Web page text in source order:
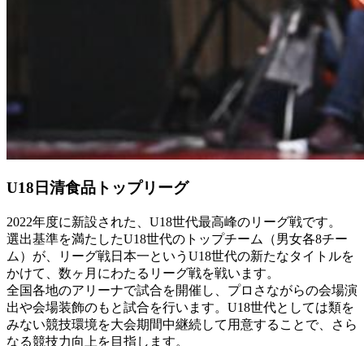
U18日清食品トップリーグ
2022年度に新設された、U18世代最高峰のリーグ戦です。
選出基準を満たしたU18世代のトップチーム（男女各8チー
ム）が、リーグ戦日本一というU18世代の新たなタイトルを
かけて、数ヶ月にわたるリーグ戦を戦います。
全国各地のアリーナで試合を開催し、プロさながらの会場演
出や会場装飾のもと試合を行います。U18世代としては類を
みない競技環境を大会期間中継続して用意することで、さら
なる競技力向上を目指します。